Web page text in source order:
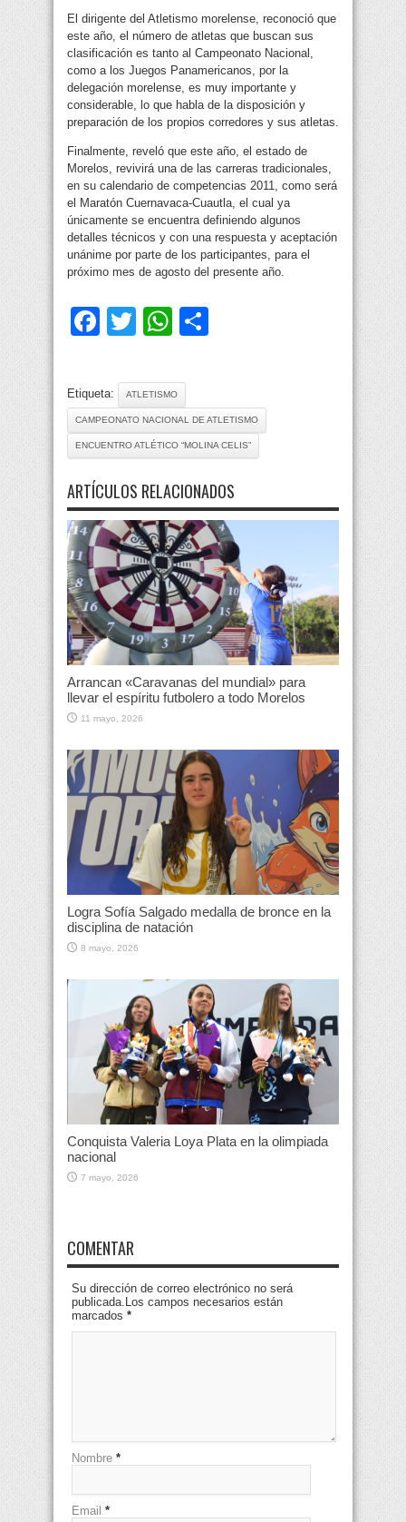
El dirigente del Atletismo morelense, reconoció que
este año, el número de atletas que buscan sus
clasificación es tanto al Campeonato Nacional,
como a los Juegos Panamericanos, por la
delegación morelense, es muy importante y
considerable, lo que habla de la disposición y
preparación de los propios corredores y sus atletas.
Finalmente, reveló que este año, el estado de
Morelos, revivirá una de las carreras tradicionales,
en su calendario de competencias 2011, como será
el Maratón Cuernavaca-Cuautla, el cual ya
únicamente se encuentra definiendo algunos
detalles técnicos y con una respuesta y aceptación
unánime por parte de los participantes, para el
próximo mes de agosto del presente año.
Facebook
TwitterWhatsApp
Etiqueta: ATLETISMO
CAMPEONATO NACIONAL DE ATLETISMO
ENCUENTRO ATLÉTICO “MOLINA CELIS”
ARTÍCULOS RELACIONADOS
Arrancan «Caravanas del mundial» para
llevar el espíritu futbolero a todo Morelos
11 mayo, 2026
Logra Sofía Salgado medalla de bronce en la
disciplina de natación
8 mayo, 2026
Conquista Valeria Loya Plata en la olimpiada
nacional
7 mayo, 2026
COMENTAR
Su dirección de correo electrónico no será
publicada.Los campos necesarios están
marcados *
Nombre *
Email *